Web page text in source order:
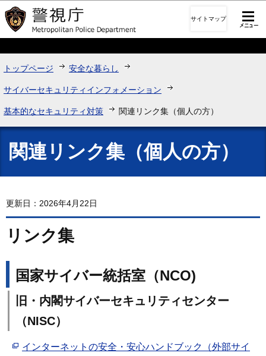
このページの本文へ移動
サイトマップ
トップページ 安全な暮らし
サイバーセキュリティインフォメーション
基本的なセキュリティ対策 関連リンク集（個人の方）
関連リンク集（個人の方）
更新日：2026年4月22日
リンク集
国家サイバー統括室（NCO)
旧・内閣サイバーセキュリティセンター
（NISC）
インターネットの安全・安心ハンドブック（外部サイ